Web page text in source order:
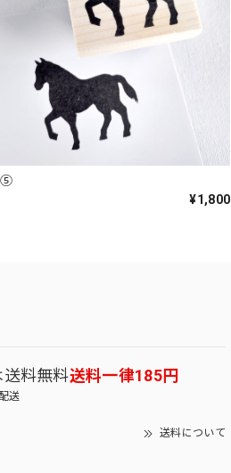
⑤
¥1,800
料無料送料一律185円
送
送料について